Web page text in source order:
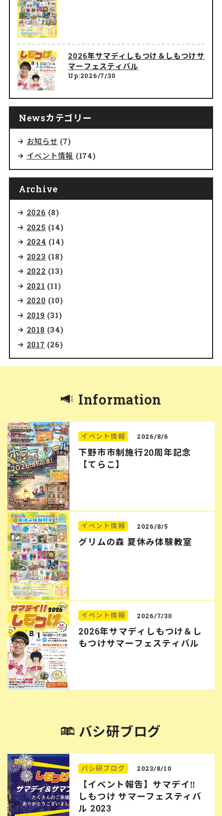
2026年サマディしもつけ＆しもつけサ
マーフェスティバル
Up:2026/7/30
Newsカテゴリー
お知らせ (7)
イベント情報 (174)
Archive
2026 (8)
2025 (14)
2024 (14)
2023 (18)
2022 (13)
2021 (11)
2020 (10)
2019 (31)
2018 (34)
2017 (26)
Information
イベント情報 2026/8/6
下野市市制施行20周年記念
【てらこ】
イベント情報 2026/8/5
グリムの森 夏休み体験教室
イベント情報 2026/7/30
2026年サマディしもつけ＆し
もつけサマーフェスティバル
バシ研ブログ
バシ研ブログ 2023/8/10
【イベント報告】サマデイ‼︎
しもつけ サマーフェスティバ
ル 2023